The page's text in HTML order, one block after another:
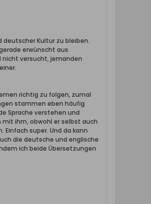
deutscher Kultur zu bleiben.
erwünscht aus
nicht versucht, jemanden
richtig zu folgen, zumal
stammen eben häufig
Sprache verstehen und
mit ihm, obwohl er selbst auch
Einfach super. Und da kann
die deutsche und englische
ich beide Übersetzungen